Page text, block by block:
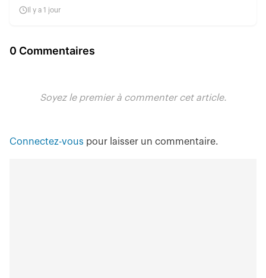
Il y a 1 jour
0 Commentaires
Soyez le premier à commenter cet article.
Connectez-vous pour laisser un commentaire.